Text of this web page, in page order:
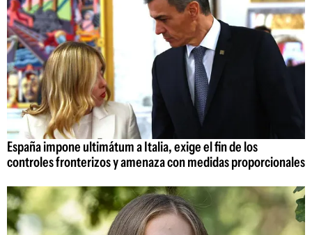
España impone ultimátum a Italia, exige el fin de los
controles fronterizos y amenaza con medidas proporcionales